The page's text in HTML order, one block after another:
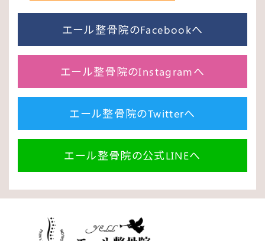
エール整骨院のFacebookへ
エール整骨院のInstagramへ
エール整骨院のTwitterへ
エール整骨院の公式LINEへ